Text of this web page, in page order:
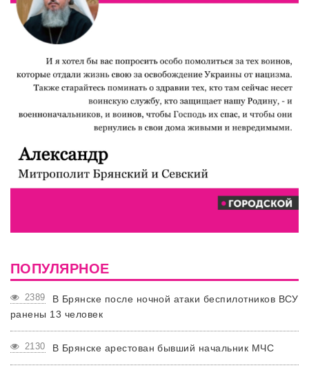
ПОПУЛЯРНОЕ
2389
В Брянске после ночной атаки беспилотников ВСУ
ранены 13 человек
2130 В Брянске арестован бывший начальник МЧС